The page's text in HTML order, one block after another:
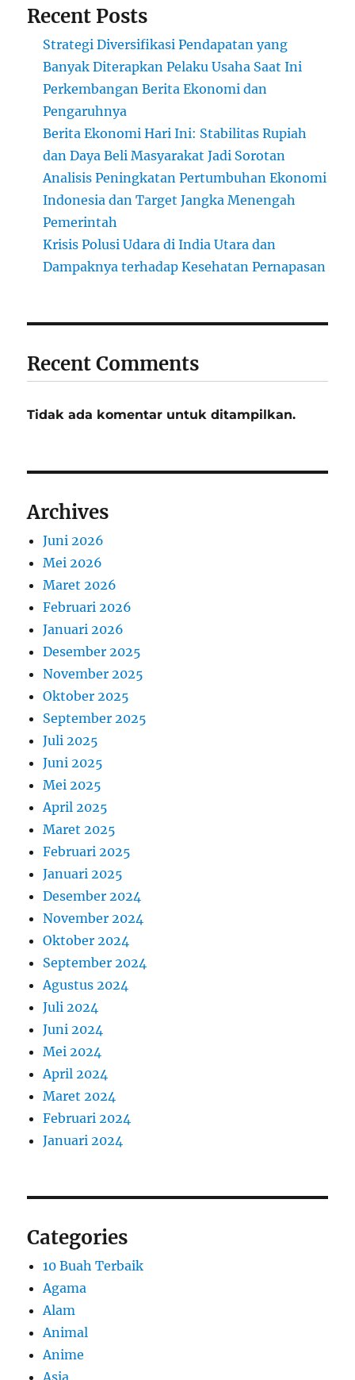
Recent Posts
Strategi Diversifikasi Pendapatan yang
Banyak Diterapkan Pelaku Usaha Saat Ini
Perkembangan Berita Ekonomi dan
Pengaruhnya
Berita Ekonomi Hari Ini: Stabilitas Rupiah
dan Daya Beli Masyarakat Jadi Sorotan
Analisis Peningkatan Pertumbuhan Ekonomi
Indonesia dan Target Jangka Menengah
Pemerintah
Krisis Polusi Udara di India Utara dan
Dampaknya terhadap Kesehatan Pernapasan
Recent Comments
Tidak ada komentar untuk ditampilkan.
Archives
Juni 2026
Mei 2026
Maret 2026
Februari 2026
Januari 2026
Desember 2025
November 2025
Oktober 2025
September 2025
Juli 2025
Juni 2025
Mei 2025
April 2025
Maret 2025
Februari 2025
Januari 2025
Desember 2024
November 2024
Oktober 2024
September 2024
Agustus 2024
Juli 2024
Juni 2024
Mei 2024
April 2024
Maret 2024
Februari 2024
Januari 2024
Categories
10 Buah Terbaik
Agama
Alam
Animal
Anime
Asia